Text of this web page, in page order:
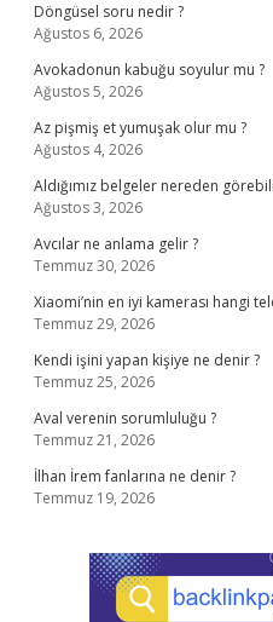
Döngüsel soru nedir ?
Ağustos 6, 2026
Avokadonun kabuğu soyulur mu ?
Ağustos 5, 2026
Az pişmiş et yumuşak olur mu ?
Ağustos 4, 2026
Aldığımız belgeler nereden
Ağustos 3, 2026
Avcılar ne anlama gelir ?
Temmuz 30, 2026
Xiaomi’nin en iyi kamerası hangi
Temmuz 29, 2026
Kendi işini yapan kişiye ne denir ?
Temmuz 25, 2026
Aval verenin sorumluluğu ?
Temmuz 21, 2026
İlhan İrem fanlarına ne denir ?
Temmuz 19, 2026